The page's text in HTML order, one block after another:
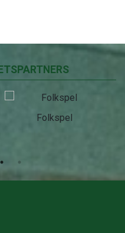
Folkspel